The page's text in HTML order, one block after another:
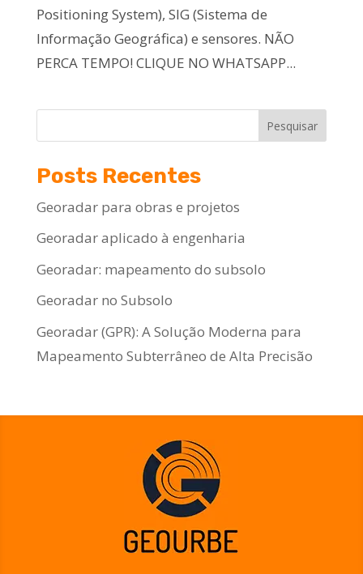
Positioning System), SIG (Sistema de
Informação Geográfica) e sensores. NÃO
PERCA TEMPO! CLIQUE NO WHATSAPP...
Pesquisar
Posts Recentes
Georadar para obras e projetos
Georadar aplicado à engenharia
Georadar: mapeamento do subsolo
Georadar no Subsolo
Georadar (GPR): A Solução Moderna para
Mapeamento Subterrâneo de Alta Precisão